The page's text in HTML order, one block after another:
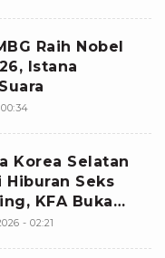
Raih Nobel
Istana
Korea Selatan
Seks
KFA Buka
- 02:21